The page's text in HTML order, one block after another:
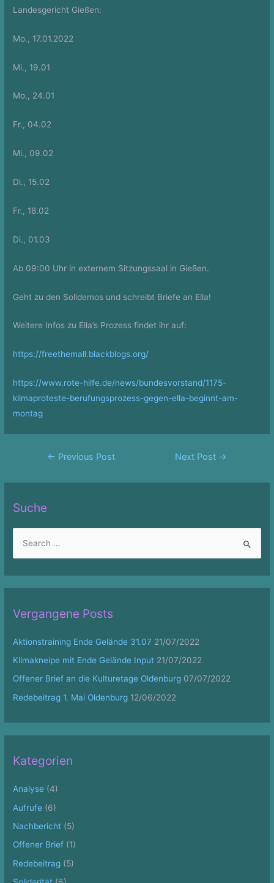
Landesgericht Gießen:
Mo., 17.01.2022
Mi., 19.01
Mo., 24.01
Fr., 04.02
Mi., 09.02
Di., 15.02
Fr., 18.02
Di., 01.03
Ab 09:00 Uhr in externem Sitzungssaal in Gießen.
Geht zu den Solidemos und schreibt Briefe an Ella!
Weitere Infos zu Ella’s Prozess findet ihr auf:
https://freethemall.blackblogs.org/
https://www.rote-hilfe.de/news/bundesvorstand/1175-
klimaproteste-berufungsprozess-gegen-ella-beginnt-am-
montag
Post← Previous Post Next Post →
Suche
h
:
Vergangene Posts
Aktionstraining Ende Gelände 31.07 21/07/2022
Klimakneipe mit Ende Gelände Input 21/07/2022
Offener Brief an die Kulturetage Oldenburg 07/07/2022
Redebeitrag 1. Mai Oldenburg 12/06/2022
Kategorien
Analyse (4)
Aufrufe (6)
Nachbericht (5)
Offener Brief (1)
Redebeitrag (5)